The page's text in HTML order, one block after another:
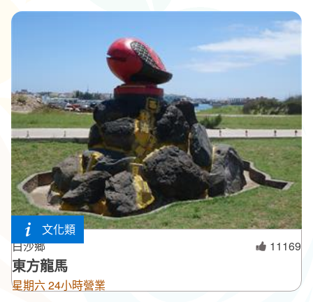
文化類
白沙鄉
11169
東方龍馬
星期六 24小時營業